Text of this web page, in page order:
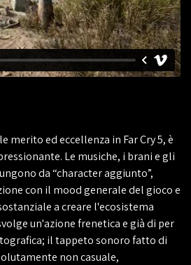
merito ed eccellenza in Far Cry 5, è
Le musiche, i brani e gli
da “character aggiunto”,
con il mood generale del gioco e
a creare l'ecosistema
un'azione frenetica e già di per
il tappeto sonoro fatto di
non casuale,